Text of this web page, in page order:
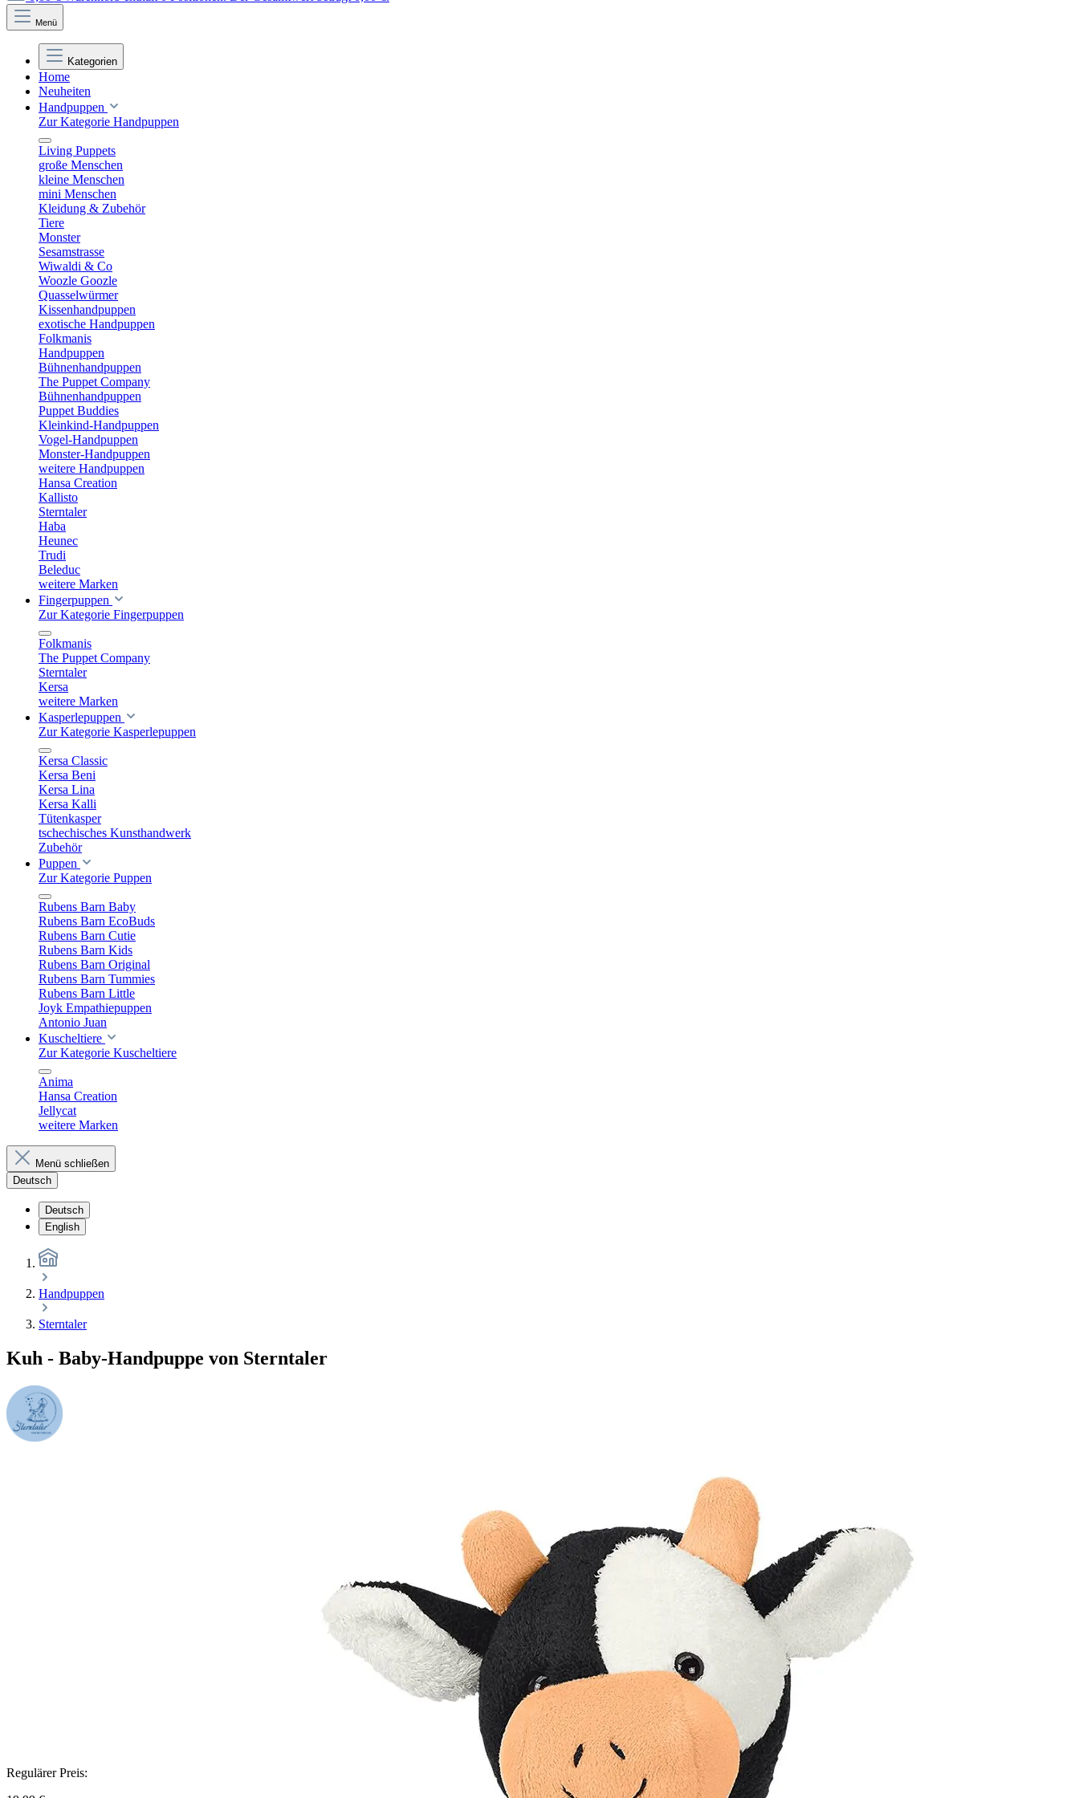
Menü
Kategorien
Home
Neuheiten
Handpuppen
Zur Kategorie Handpuppen
Living Puppets
große Menschen
kleine Menschen
mini Menschen
Kleidung & Zubehör
Tiere
Monster
Sesamstrasse
Wiwaldi & Co
Woozle Goozle
Quasselwürmer
Kissenhandpuppen
exotische Handpuppen
Folkmanis
Handpuppen
Bühnenhandpuppen
The Puppet Company
Bühnenhandpuppen
Puppet Buddies
Kleinkind-Handpuppen
Vogel-Handpuppen
Monster-Handpuppen
weitere Handpuppen
Hansa Creation
Kallisto
Sterntaler
Haba
Heunec
Trudi
Beleduc
weitere Marken
Fingerpuppen
Zur Kategorie Fingerpuppen
Folkmanis
The Puppet Company
Sterntaler
Kersa
weitere Marken
Kasperlepuppen
Zur Kategorie Kasperlepuppen
Kersa Classic
Kersa Beni
Kersa Lina
Kersa Kalli
Tütenkasper
tschechisches Kunsthandwerk
Zubehör
Puppen
Zur Kategorie Puppen
Rubens Barn Baby
Rubens Barn EcoBuds
Rubens Barn Cutie
Rubens Barn Kids
Rubens Barn Original
Rubens Barn Tummies
Rubens Barn Little
Joyk Empathiepuppen
Antonio Juan
Kuscheltiere
Zur Kategorie Kuscheltiere
Anima
Hansa Creation
Jellycat
weitere Marken
Menü schließen
Deutsch
Deutsch
English
Handpuppen
Sterntaler
Kuh - Baby-Handpuppe von Sterntaler
Regulärer Preis: